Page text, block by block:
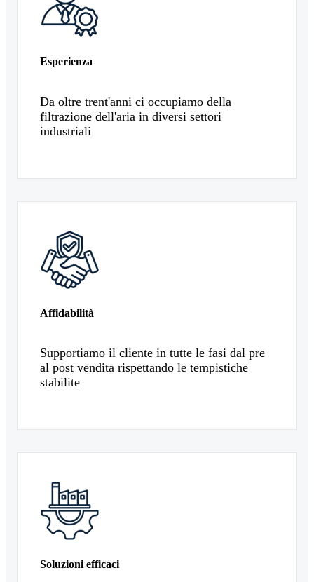
Esperienza
Da oltre trent'anni ci occupiamo della
filtrazione dell'aria in diversi settori
industriali
Affidabilità
Supportiamo il cliente in tutte le fasi dal pre
al post vendita rispettando le tempistiche
stabilite
Soluzioni efficaci